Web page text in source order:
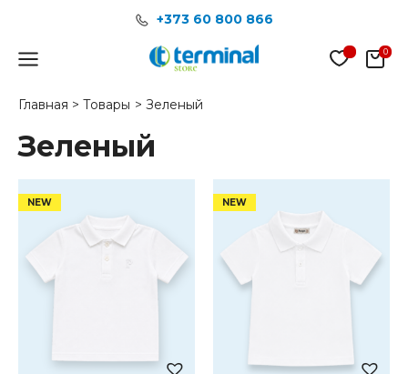
содержимому
+373 60 800 866
Main
Главная Товары Зеленый
Зеленый